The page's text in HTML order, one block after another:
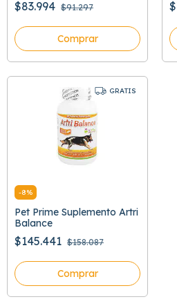
$83.994 $91.297
Comprar
GRATIS
-8%
Pet Prime Suplemento Artri
Balance
$145.441 $158.087
Comprar